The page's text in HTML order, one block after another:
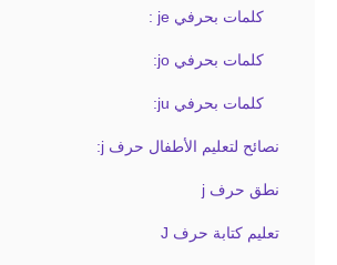
كلمات بحرفي je :
كلمات بحرفي jo:
كلمات بحرفي ju:
نصائح لتعليم الأطفال حرف j:
نطق حرف j
تعليم كتابة حرف J